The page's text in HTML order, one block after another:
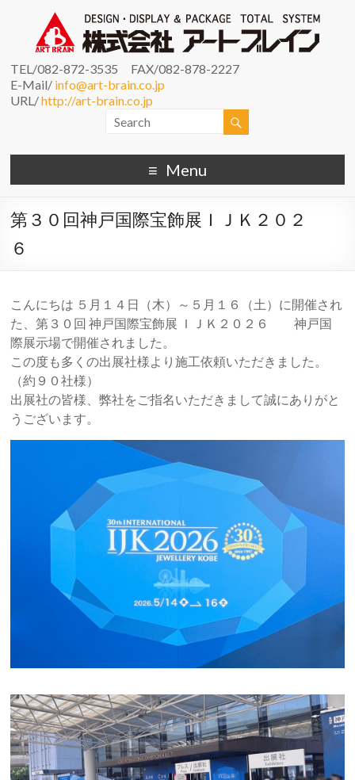
TEL/082-872-3535 FAX/082-878-2227
E-Mail/ info@art-brain.co.jp
URL/http://art-brain.co.jp
Menu
第３０回神戸国際宝飾展ＩＪＫ２０２
６
こんにちは ５月１４日（木）～５月１６（土）に開催され
た、第３０回 神戸国際宝飾展 ＩＪＫ２０２６ 神戸国
際展示場で開催されました。
この度も多くの出展社様より施工依頼いただきました。
（約９０社様）
出展社の皆様、弊社をご指名いただきまして誠にありがと
うございます。